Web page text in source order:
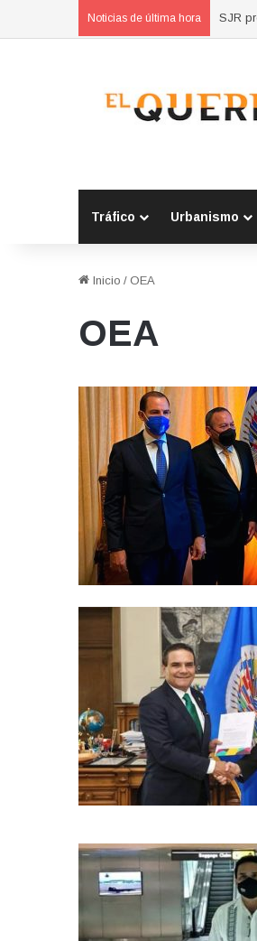
Noticias de última hora
Tráfico Urbanismo
Inicio / OEA
OEA